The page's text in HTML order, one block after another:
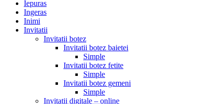
Iepuras
Ingeras
Inimi
Invitatii
Invitatii botez
Invitatii botez baietei
Simple
Invitatii botez fetite
Simple
Invitatii botez gemeni
Simple
Invitatii digitale – online